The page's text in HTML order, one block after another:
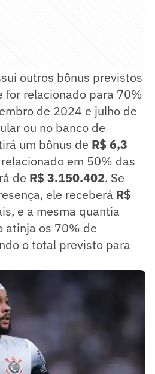
outros bônus previstos
for relacionado para 70%
de 2024 e julho de
ou no banco de
um bônus de R$ 6,3
em 50% das
de R$ 3.150.402. Se
ele receberá R$
e a mesma quantia
atinja os 70% de
o total previsto para